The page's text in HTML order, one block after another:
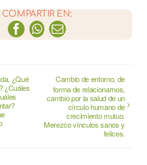
COMPARTIR EN:
Facebook
WhatsApp
Correo
¿Qué
¿Cuáles
Cambio de entorno, de
forma de relacionarnos,
cambio por la salud de un
círculo humano de
crecimiento mutuo.
Merezco vínculos sanos y
felices.